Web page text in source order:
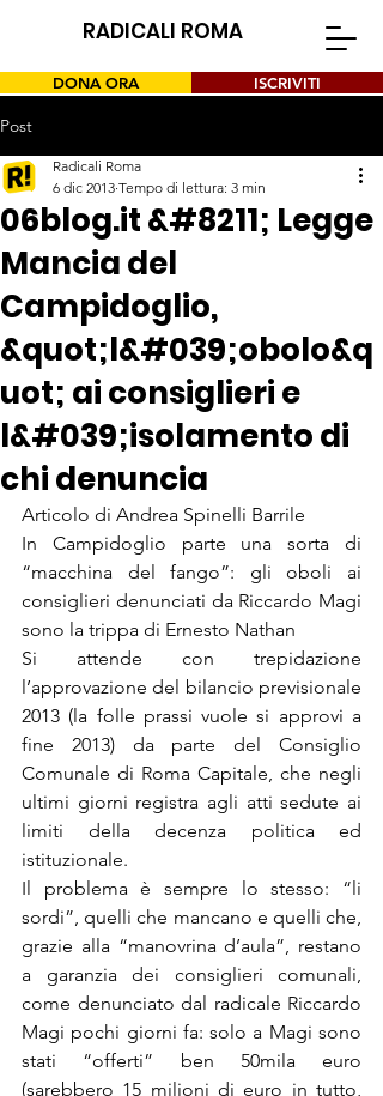
RADICALI ROMA
DONA ORA ISCRIVITI
Post
06blog.it &#8211; Legge
Mancia del
Campidoglio,
&quot;l&#039;obolo&q
uot; ai consiglieri e
l&#039;isolamento di
chi denuncia
Radicali Roma
6 dic 2013 Tempo di lettura: 3 min
Articolo di Andrea Spinelli Barrile
In Campidoglio parte una sorta di
“macchina del fango”: gli oboli ai
consiglieri denunciati da Riccardo Magi
sono la trippa di Ernesto Nathan
Si attende con trepidazione
l’approvazione del bilancio previsionale
2013 (la folle prassi vuole si approvi a
fine 2013) da parte del Consiglio
Comunale di Roma Capitale, che negli
ultimi giorni registra agli atti sedute ai
limiti della decenza politica ed
istituzionale.
Il problema è sempre lo stesso: “li
sordi”, quelli che mancano e quelli che,
grazie alla “manovrina d’aula”, restano
a garanzia dei consiglieri comunali,
come denunciato dal radicale Riccardo
Magi pochi giorni fa: solo a Magi sono
stati “offerti” ben 50mila euro
(sarebbero 15 milioni di euro in tutto,